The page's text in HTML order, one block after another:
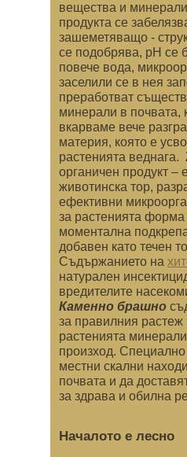
вещества и
продукта се
зашеметяващо -
се подобрява, pH се
повече вода,
заселили се в нея
преработват
минерали в
вкарваме вече
материя, която е
растенията веднага.
органичен продукт –
животинска тор,
ефективни
за растенията форма
моментална
добавен като течен
Съдържанието на
натурален
вредителите
Каменно брашно
за правилния растеж
растенията
произход.
местни скални
почвата и да
за здрава и обилна
Началото е лесно